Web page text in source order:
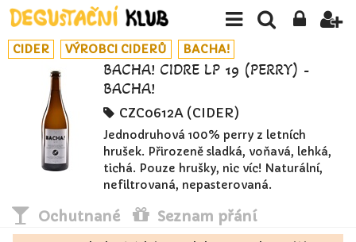
CIDER VÝROBCI CIDERŮ BACHA!
BACHA! CIDRE LP 19 (PERRY) -
BACHA!
CZC0612A (CIDER)
Jednodruhová 100% perry z letních
hrušek. Přirozeně sladká, voňavá, lehká,
tichá. Pouze hrušky, nic víc! Naturální,
nefiltrovaná, nepasterovaná.
Ochutnané Seznam přání